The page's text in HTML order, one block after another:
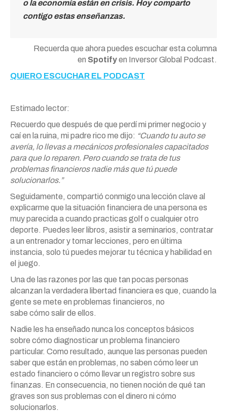
o la economía están en crisis. Hoy comparto
contigo estas enseñanzas.
Recuerda que ahora puedes escuchar esta columna
en Spotifyen InversorGlobal Podcast.
QUIERO ESCUCHAR EL PODCAST
Estimado lector:
Recuerdo que después de que perdí mi primer negocio y
caí en la ruina, mi padre rico me dijo: “Cuando tu auto se
avería, lo llevas a mecánicos profesionales capacitados
para que lo reparen. Pero cuando se trata de tus
problemas financieros nadie más que tú puede
solucionarlos.”
Seguidamente, compartió conmigo una lección clave al
explicarme que la situación financiera de una persona es
muy parecida a cuando practicas golf o cualquier otro
deporte. Puedes leer libros, asistir a seminarios, contratar
a un entrenador y tomar lecciones, pero en última
instancia, solo tú puedes mejorar tu técnica y habilidad en
el juego.
Una de las razones por las que tan pocas personas
alcanzan la verdadera libertad financiera es que, cuando la
gente se mete en problemas financieros, no
sabe cómo salir de ellos.
Nadie les ha enseñado nunca los conceptos básicos
sobre cómo diagnosticar un problema financiero
particular. Como resultado, aunque las personas pueden
saber que están en problemas, no saben cómo leer un
estado financiero o cómo llevar un registro sobre sus
finanzas. En consecuencia, no tienen noción de qué tan
graves son sus problemas con el dinero ni cómo
solucionarlos.